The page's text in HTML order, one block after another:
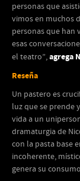
personas que
vimos en muchos
personas que han
esas
el teatro”,agrega
Reseña
Un pastero es
luz que se prende
vida a un
dramaturgia de
con la pasta base
incoherente,
genera su